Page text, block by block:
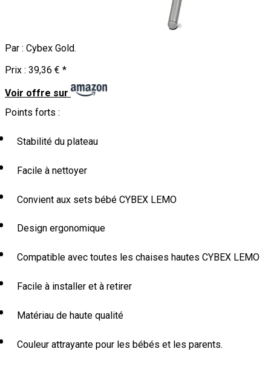
Par : Cybex Gold.
Prix : 39,36 € *
Voir offre sur
Points forts :
Stabilité du plateau
Facile à nettoyer
Convient aux sets bébé CYBEX LEMO
Design ergonomique
Compatible avec toutes les chaises hautes CYBEX LEMO
Facile à installer et à retirer
Matériau de haute qualité
Couleur attrayante pour les bébés et les parents.